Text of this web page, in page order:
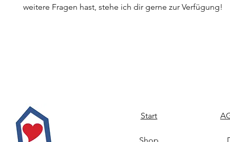
weitere Fragen hast, stehe ich dir gerne zur Verfügung!
Start